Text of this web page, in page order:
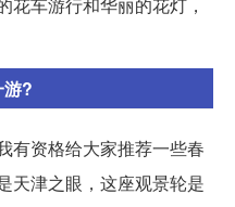
?
有资格给大家推荐一些春
天津之眼，这座观景轮是